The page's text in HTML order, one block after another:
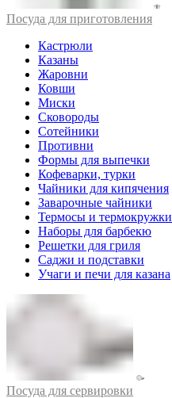
Посуда для приготовления
Кастрюли
Казаны
Жаровни
Ковши
Миски
Сковороды
Сотейники
Противни
Формы для выпечки
Кофеварки, турки
Чайники для кипячения
Заварочные чайники
Термосы и термокружки
Наборы для барбекю
Решетки для гриля
Саджи и подставки
Учаги и печи для казана
Посуда для сервировки